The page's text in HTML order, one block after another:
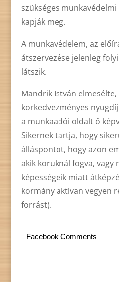
szükséges
kapják meg.
A munkavédelem, az
átszervezése jelenleg
látszik.
Mandrik István elmesélte,
korkedvezményes
a munkaadói oldalt ő
Sikernek tartja, hogy
álláspontot, hogy azon
akik koruknál fogva, vagy
képességeik miatt
kormány aktívan vegyen
forrást).
Facebook Comments